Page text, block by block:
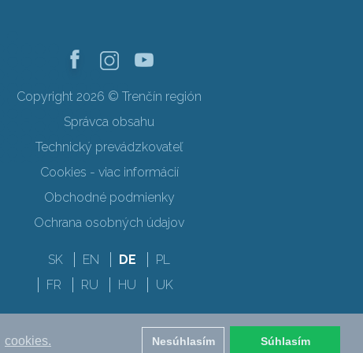
cookies. Nesúhlasím Súhlasím
Copyright 2026 © Trenčín región
Správca obsahu
Technický prevádzkovateľ
Cookies - viac informácií
Obchodné podmienky
Ochrana osobných údajov
SK EN DE
PL
FR
RU HU UK